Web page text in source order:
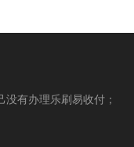
有办理乐刷易收付；